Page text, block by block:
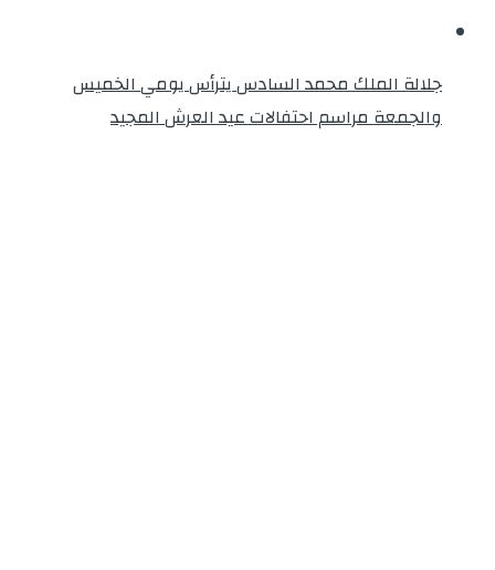
جلالة الملك محمد السادس يترأس يومي الخميس
والجمعة مراسم احتفالات عيد العرش المجيد